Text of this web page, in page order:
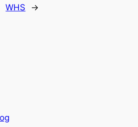
WHS
→